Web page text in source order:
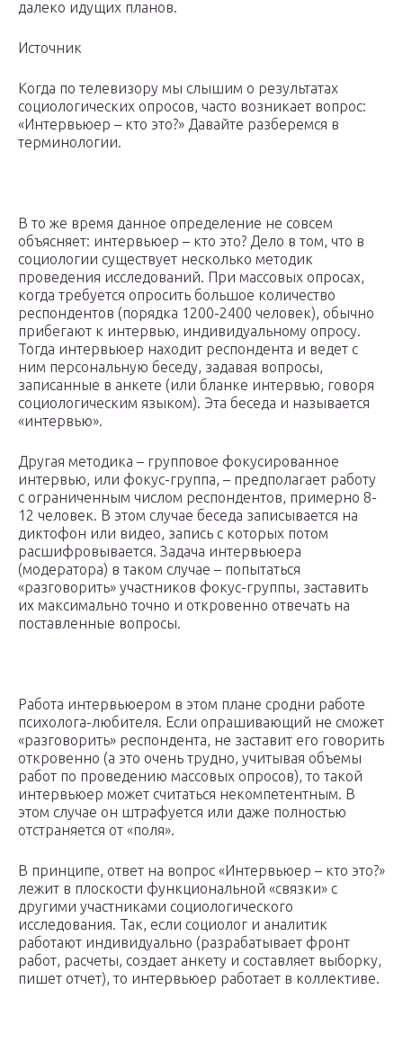
далеко идущих планов.
Источник
Когда по телевизору мы слышим о результатах
социологических опросов, часто возникает вопрос:
«Интервьюер – кто это?» Давайте разберемся в
терминологии.
В то же время данное определение не совсем
объясняет: интервьюер – кто это? Дело в том, что в
социологии существует несколько методик
проведения исследований. При массовых опросах,
когда требуется опросить большое количество
респондентов (порядка 1200-2400 человек), обычно
прибегают к интервью, индивидуальному опросу.
Тогда интервьюер находит респондента и ведет с
ним персональную беседу, задавая вопросы,
записанные в анкете (или бланке интервью, говоря
социологическим языком). Эта беседа и называется
«интервью».
Другая методика – групповое фокусированное
интервью, или фокус-группа, – предполагает работу
с ограниченным числом респондентов, примерно 8-
12 человек. В этом случае беседа записывается на
диктофон или видео, запись с которых потом
расшифровывается. Задача интервьюера
(модератора) в таком случае – попытаться
«разговорить» участников фокус-группы, заставить
их максимально точно и откровенно отвечать на
поставленные вопросы.
Работа интервьюером в этом плане сродни работе
психолога-любителя. Если опрашивающий не сможет
«разговорить» респондента, не заставит его говорить
откровенно (а это очень трудно, учитывая объемы
работ по проведению массовых опросов), то такой
интервьюер может считаться некомпетентным. В
этом случае он штрафуется или даже полностью
отстраняется от «поля».
В принципе, ответ на вопрос «Интервьюер – кто это?»
лежит в плоскости функциональной «связки» с
другими участниками социологического
исследования. Так, если социолог и аналитик
работают индивидуально (разрабатывает фронт
работ, расчеты, создает анкету и составляет выборку,
пишет отчет), то интервьюер работает в коллективе.